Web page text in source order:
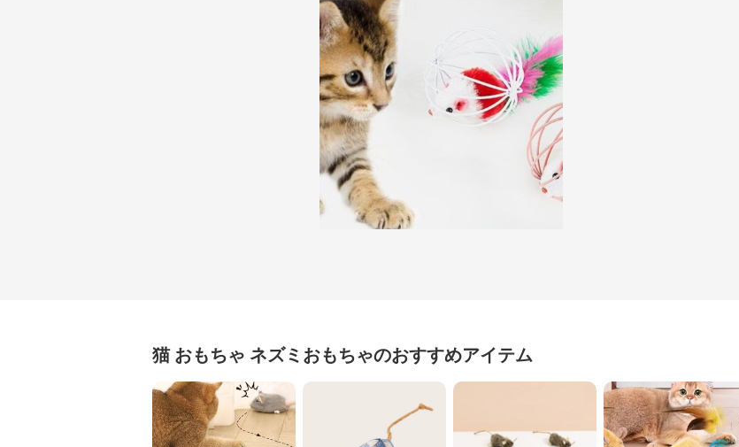
猫 おもちゃ ネズミおもちゃのおすすめアイテム